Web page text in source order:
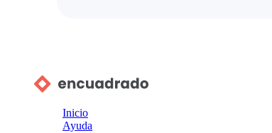
Inicio
Ayuda